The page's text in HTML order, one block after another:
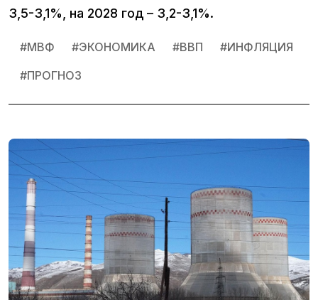
3,5-3,1%, на 2028 год – 3,2-3,1%.
#МВФ #ЭКОНОМИКА #ВВП #ИНФЛЯЦИЯ
#ПРОГНОЗ